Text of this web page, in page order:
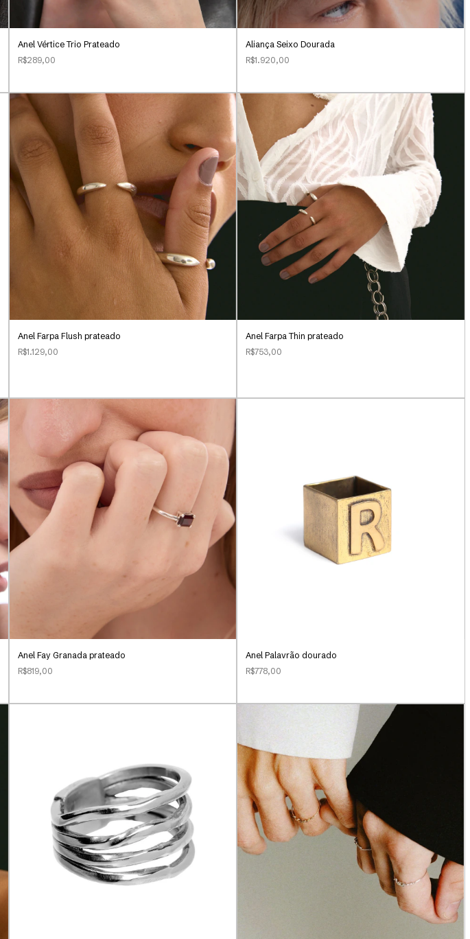
Anel Vértice Trio Prateado
R$289,00
Aliança Seixo Dourada
R$1.920,00
Anel Farpa Flush prateado
R$1.129,00
Anel Farpa Thin prateado
R$753,00
Anel Fay Granada prateado
R$819,00
Anel Palavrão dourado
R$778,00